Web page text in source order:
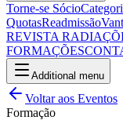
Torne-se Sócio
QuotasReadmissão
REVISTA
FORMAÇÕES
Additional menu
Voltar aos Eventos
Formação